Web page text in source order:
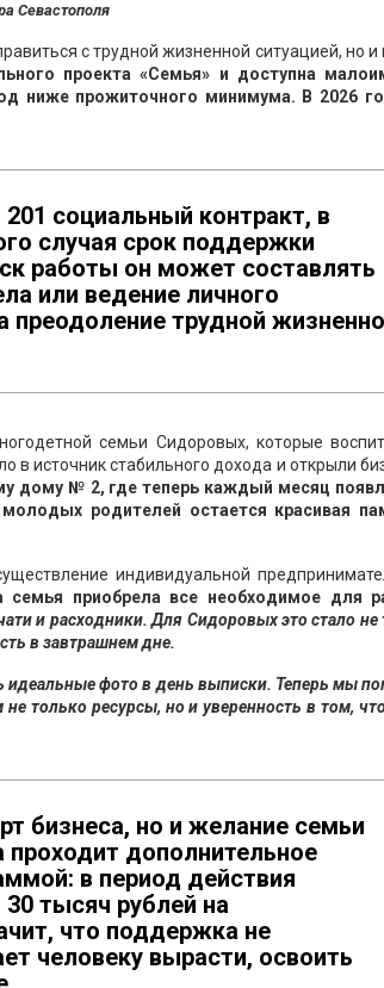
Севастополя
с трудной жизненной ситуацией, но и
проекта «Семья» и доступна
ниже прожиточного минимума. В 2026
социальный контракт, в
случая срок поддержки
работы он может составлять
или ведение личного
преодоление трудной
семьи Сидоровых, которые
в источник стабильного дохода и открыли
дому № 2, где теперь каждый месяц
родителей остается красивая
индивидуальной
приобрела все необходимое для
и расходники. Для Сидоровых это стало не
в завтрашнем дне.
идеальные фото в день выписки. Теперь мы
только ресурсы, но и уверенность в том,
бизнеса, но и желание семьи
дополнительное
в период действия
тысяч рублей на
что поддержка не
человеку вырасти, освоить